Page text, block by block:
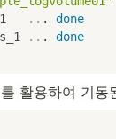
.. . done
.. . done
활용하여 기동